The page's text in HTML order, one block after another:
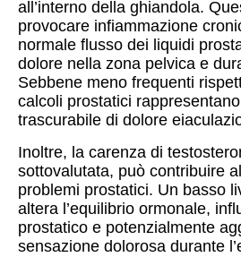
all’interno della ghiandola.
provocare infiammazione
normale flusso dei liquidi
dolore nella zona pelvica e
Sebbene meno frequenti
calcoli prostatici
trascurabile di dolore
Inoltre, la carenza di
sottovalutata, può contribuire
problemi prostatici. Un basso
altera l’equilibrio ormonale,
prostatico e potenzialmente
sensazione dolorosa durante